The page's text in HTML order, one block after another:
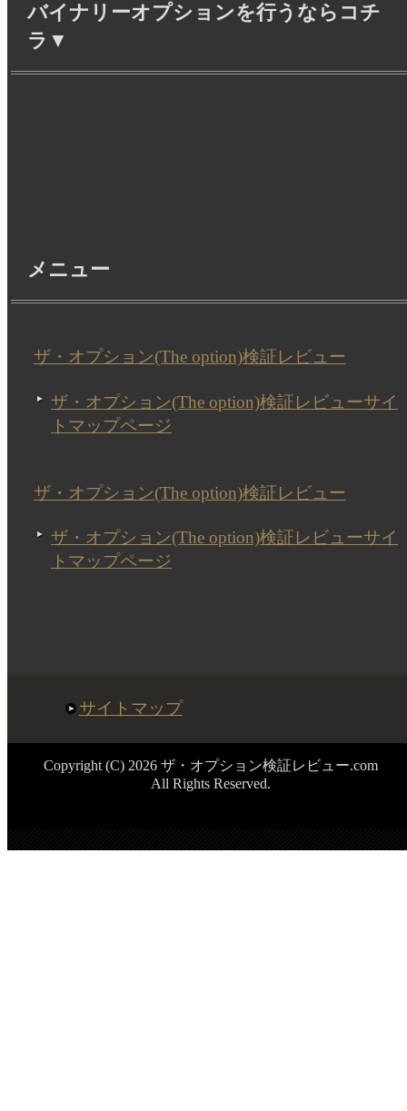
バイナリーオプションを行うならコチ
ラ▼
メニュー
ザ・オプション(The option)検証レビュー
ザ・オプション(The option)検証レビューサイ
トマップページ
ザ・オプション(The option)検証レビュー
ザ・オプション(The option)検証レビューサイ
トマップページ
サイトマップ
Copyright (C) 2026 ザ・オプション検証レビュー.com
All Rights Reserved.